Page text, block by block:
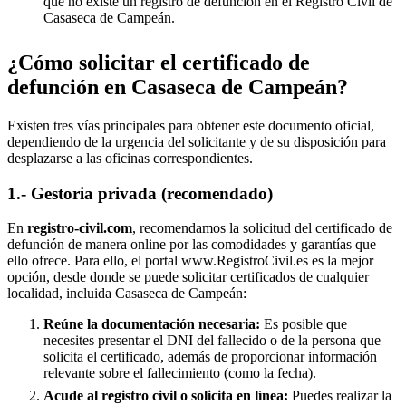
Casaseca de Campeán.
¿Cómo solicitar el certificado de
defunción en Casaseca de Campeán?
Existen tres vías principales para obtener este documento oficial,
dependiendo de la urgencia del solicitante y de su disposición para
desplazarse a las oficinas correspondientes.
1.- Gestoria privada (recomendado)
En registro-civil.com, recomendamos la solicitud del certificado de
defunción de manera online por las comodidades y garantías que
ello ofrece. Para ello, el portal www.RegistroCivil.es es la mejor
opción, desde donde se puede solicitar certificados de cualquier
localidad, incluida Casaseca de Campeán:
Reúne la documentación necesaria: Es posible que
necesites presentar el DNI del fallecido o de la persona que
solicita el certificado, además de proporcionar información
relevante sobre el fallecimiento (como la fecha).
Acude al registro civil o solicita en línea: Puedes realizar la